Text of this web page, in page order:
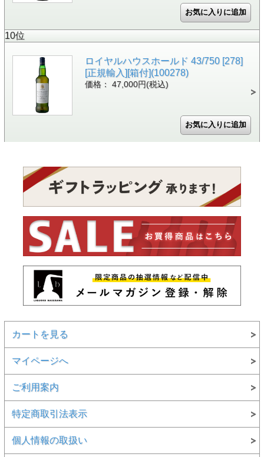
10位
ロイヤルハウスホールド 43/750 [278]
[正規輸入][箱付](100278)
価格： 47,000円(税込)
カートを見る
マイページへ
ご利用案内
特定商取引法表示
個人情報の取扱い